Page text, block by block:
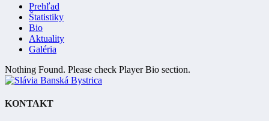
Prehľad
Štatistiky
Bio
Aktuality
Galéria
Nothing Found. Please check Player Bio section.
KONTAKT